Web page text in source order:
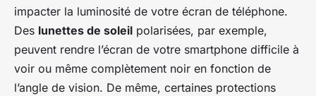
impacter la luminosité de votre écran de téléphone.
Des lunettes de soleil polarisées, par exemple,
peuvent rendre l’écran de votre smartphone difficile à
voir ou même complètement noir en fonction de
l’angle de vision. De même, certaines protections